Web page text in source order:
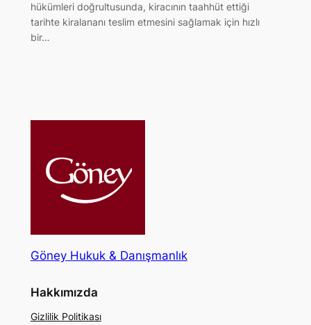
hükümleri doğrultusunda, kiracının taahhüt ettiği
tarihte kiralananı teslim etmesini sağlamak için hızlı
bir…
Göney Hukuk & Danışmanlık
Hakkımızda
Gizlilik Politikası